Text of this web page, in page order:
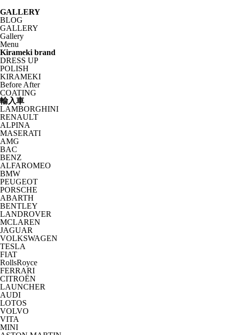
GALLERY
BLOG
GALLERY
Gallery
Menu
Kirameki brand
DRESS UP
POLISH
KIRAMEKI
Before After
COATING
輸入車
LAMBORGHINI
RENAULT
ALPINA
MASERATI
AMG
BAC
BENZ
ALFAROMEO
BMW
PEUGEOT
PORSCHE
ABARTH
BENTLEY
LANDROVER
MCLAREN
JAGUAR
VOLKSWAGEN
TESLA
FIAT
RollsRoyce
FERRARI
CITROËN
LAUNCHER
AUDI
LOTOS
VOLVO
VITA
MINI